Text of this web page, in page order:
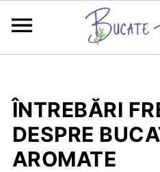
ÎNTREBĂRI
DESPRE
AROMATE